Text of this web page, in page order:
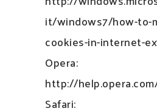
it/windows7/how-to-
cookies-in-internet-
Opera:
http://
Safari: